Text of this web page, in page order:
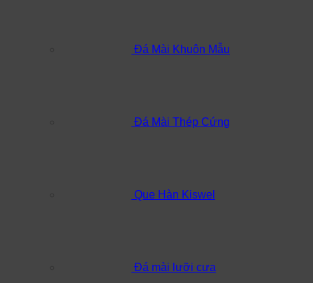
Đá Mài Khuôn Mẫu
Đá Mài Thép Cứng
Que Hàn Kiswel
Đá mài lưỡi cưa